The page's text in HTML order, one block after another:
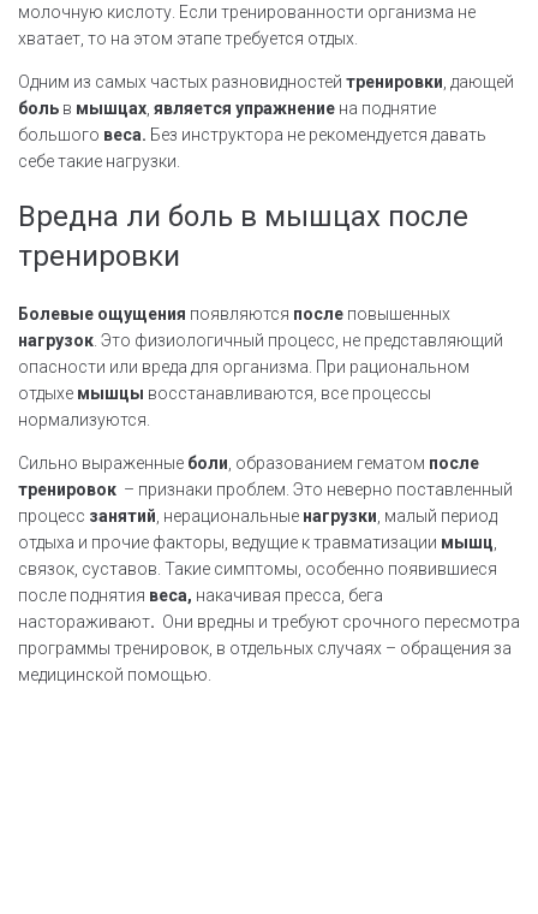
молочную кислоту. Если тренированности организма не
хватает, то на этом этапе требуется отдых.
Одним из самых частых разновидностей тренировки , дающей
боль в мышцах является упражнение на поднятие
большого веса. Без инструктора не рекомендуется давать
себе такие нагрузки.
Вредна ли боль в мышцах после
тренировки
Болевые ощущения появляются после повышенных
нагрузок. Это физиологичный процесс, не представляющий
опасности или вреда для организма. При рациональном
отдыхе мышцы восстанавливаются, все процессы
нормализуются.
Сильно выраженные боли, образованием гематом после
тренировок – признаки проблем. Это неверно поставленный
процесс занятий, нерациональные нагрузки, малый период
отдыха и прочие факторы, ведущие к травматизации мышц,
связок, суставов. Такие симптомы, особенно появившиеся
после поднятия веса, накачивая пресса, бега
настораживают. Они вредны и требуют срочного пересмотра
программы тренировок, в отдельных случаях – обращения за
медицинской помощью.